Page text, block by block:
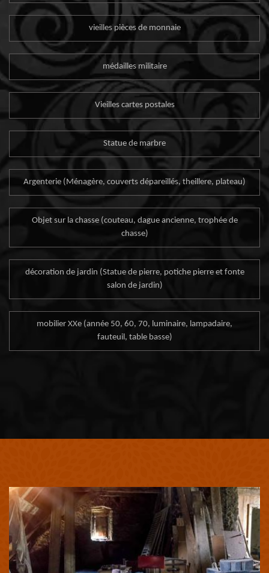
vieilles pièces de monnaie
médailles militaire
Vieilles cartes postales
Statue de marbre
Argenterie (Ménagère, couverts dépareillés, theillere, plateau)
Objet sur la chasse (couteau, dague ancienne, trophée de
chasse)
décoration de jardin (Statue de pierre, potiche pierre et fonte
salon de jardin)
mobilier XXe (année 50, 60, 70, luminaire, lampadaire,
fauteuil, table basse)